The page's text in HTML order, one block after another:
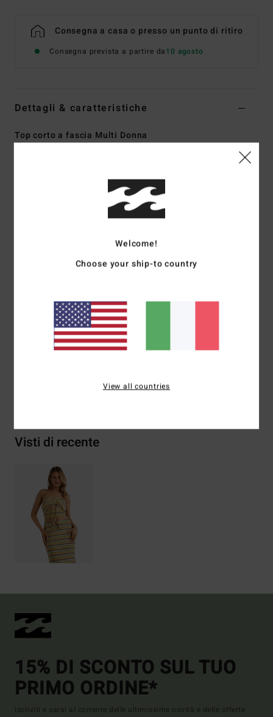
Consegna a casa o presso un punto di ritiro
Consegna prevista a partire da10 agosto
Dettagli & caratteristiche
Top corto a fascia Multi Donna
collezione Crystal Tides
moneta in metallo
Riga tinta in filo
Composizione[Tessuto principale] 55% cotone, 45%
poliestere
Spedizioni e Resi
Visti di recente
15% DI SCONTO SUL TUO
PRIMO ORDINE*
Iscriviti e sarai al corrente delle ultimissime novità e delle offerte
Welcome!
Choose your ship-to country
View all countries